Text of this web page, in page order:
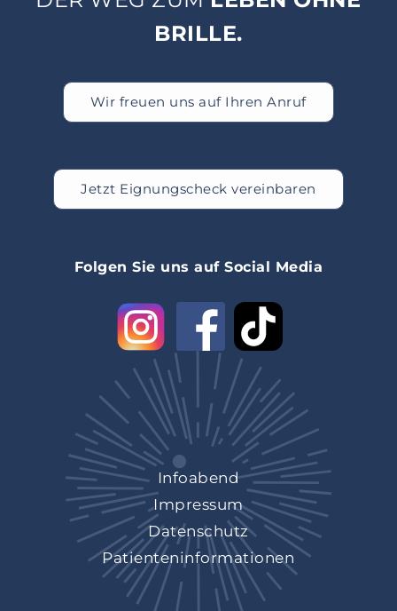
BRILLE.
Wir freuen uns auf Ihren Anruf
Jetzt Eignungscheck vereinbaren
Folgen Sie uns auf Social Media
Infoabend
Impressum
Datenschutz
Patienteninformationen